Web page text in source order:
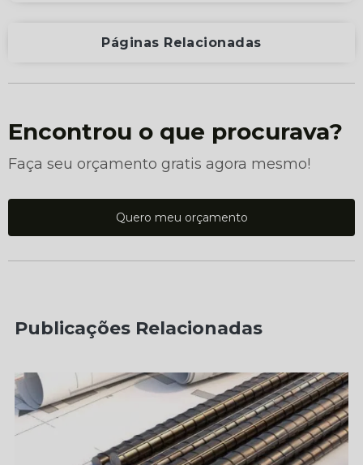
Páginas Relacionadas
Encontrou o que procurava?
Faça seu orçamento gratis agora mesmo!
Quero meu orçamento
Publicações Relacionadas